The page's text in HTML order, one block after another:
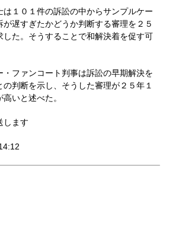
は１０１件の訴訟の中からサンプルケー
が遅すぎたかどうか判断する審理を２５
た。そうすることで和解決着を促す可
・ファンコート判事は訴訟の早期解決を
判断を示し、そうした審理が２５年１
いと述べた。
します